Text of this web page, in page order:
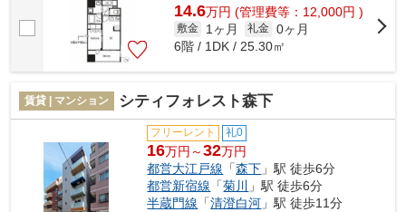
14.6万円 (管理費等：12,000円 )
敷金 1ヶ月 礼金 0ヶ月
6階 / 1DK / 25.30㎡
賃貸 | マンション シティフォレスト森下
フリーレント 礼0
16万円～32万円
都営大江戸線 「森下 」駅 徒歩6分
都営新宿線 「菊川
」駅 徒歩6分
半蔵門線 「清澄白河 」駅 徒歩11分